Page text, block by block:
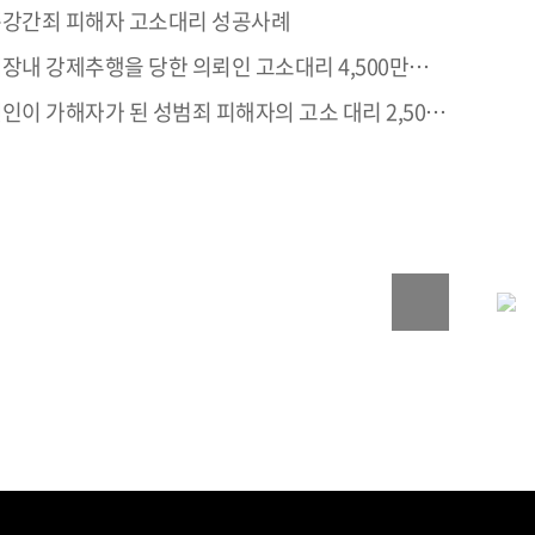
간죄 피해자 고소대리 성공사례
내 강제추행을 당한 의뢰인 고소대리 4,500만원 합의 성공사례
가해자가 된 성범죄 피해자의 고소 대리 2,500만원 합의 및 집행유예 처벌 성공사례